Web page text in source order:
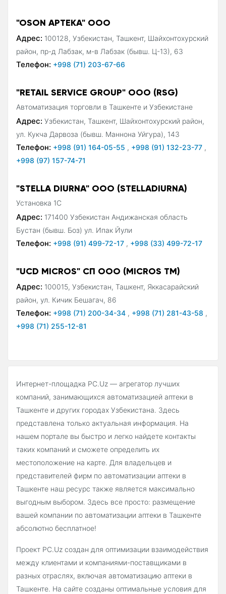
"OSON APTEKA" ООО
Адрес: 100128, Узбекистан, Ташкент, Шайхонтохурский
район, пр-д Лабзак, м-в Лабзак (бывш. Ц-13), 63
Телефон: +998 (71) 203-67-66
"RETAIL SERVICE GROUP" ООО (RSG)
Автоматизация торговли в Ташкенте и Узбекистане
Адрес: Узбекистан, Ташкент, Шайхонтохурский район,
ул. Кукча Дарвоза (бывш. Маннона Уйгура), 143
Телефон: +998 (91) 164-05-55 , +998 (91) 132-23-77 ,
+998 (97) 157-74-71
"STELLA DIURNA" ООО (STELLADIURNA)
Установка 1С
Адрес: 171400 Узбекистан Андижанская область
Бустан (бывш. Боз) ул. Ипак Йули
Телефон: +998 (91) 499-72-17 , +998 (33) 499-72-17
"UCD MICROS" СП ООО (MICROS ТМ)
Адрес: 100015, Узбекистан, Ташкент, Яккасарайский
район, ул. Кичик Бешагач, 86
Телефон: +998 (71) 200-34-34 , +998 (71) 281-43-58 ,
+998 (71) 255-12-81
Интернет-площадка PC.Uz — агрегатор лучших
компаний, занимающихся автоматизацией аптеки в
Ташкенте и других городах Узбекистана. Здесь
представлена только актуальная информация. На
нашем портале вы быстро и легко найдете контакты
таких компаний и сможете определить их
местоположение на карте. Для владельцев и
представителей фирм по автоматизации аптеки в
Ташкенте наш ресурс также является максимально
выгодным выбором. Здесь все просто: размещение
вашей компании по автоматизации аптеки в Ташкенте
абсолютно бесплатное!
Проект PC.Uz создан для оптимизации взаимодействия
между клиентами и компаниями-поставщиками в
разных отраслях, включая автоматизацию аптеки в
Ташкенте. На сайте созданы оптимальные условия для